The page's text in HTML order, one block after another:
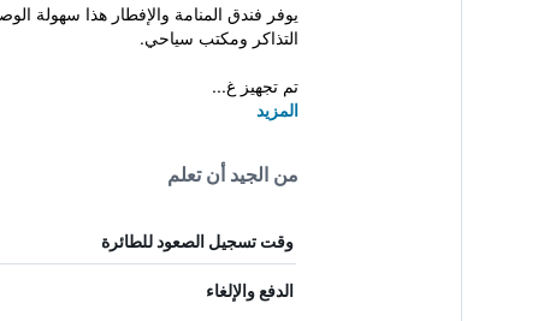
يوفر فندق المنامة والإفطار هذا سهولة
التذاكر ومكتب سياحي.
تم تجهيز غ...
المزيد
من الجيد أن تعلم
وقت تسجيل الصعود للطائرة
الدفع والإلغاء